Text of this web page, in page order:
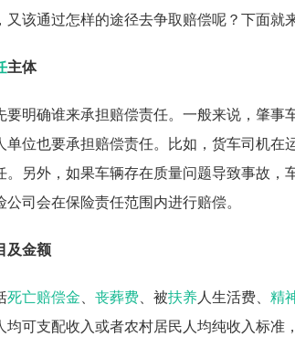
该通过怎样的途径去争取赔偿呢？下面就
主体
要明确谁来承担赔偿责任。一般来说，肇事
单位也要承担赔偿责任。比如，货车司机在
。另外，如果车辆存在质量问题导致事故，
司会在保险责任范围内进行赔偿。
及金额
死亡赔偿金 丧葬费 、被扶养 人生活费、 精
均可支配收入或者农村居民人均纯收入标准